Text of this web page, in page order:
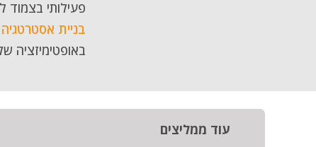
פעילותי
בניית אסטרטגיה
באופטימיזציה
עוד ממליצים